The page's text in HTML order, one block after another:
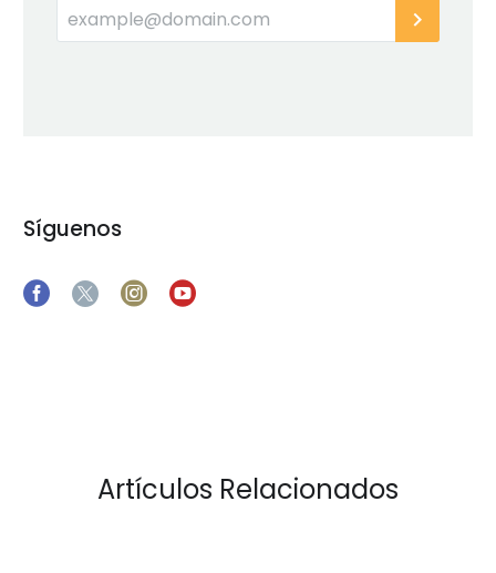
Síguenos
Artículos Relacionados